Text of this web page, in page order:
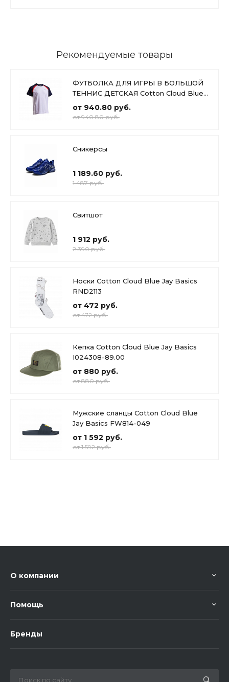
Рекомендуемые товары
ФУТБОЛКА ДЛЯ ИГРЫ В БОЛЬШОЙ
ТЕННИС ДЕТСКАЯ Cotton Cloud Blue
Jay Basics
от 940.80 руб.
от 940.80 руб.
Сникерсы
1 189.60 руб.
1 487 руб.
Свитшот
1 912 руб.
2 390 руб.
Носки Cotton Cloud Blue Jay Basics
RND2113
от 472 руб.
от 472 руб.
Кепка Cotton Cloud Blue Jay Basics
I024308-89.00
от 880 руб.
от 880 руб.
Мужские сланцы Cotton Cloud Blue
Jay Basics FW814-049
от 1 592 руб.
от 1 592 руб.
О компании
Помощь
Бренды